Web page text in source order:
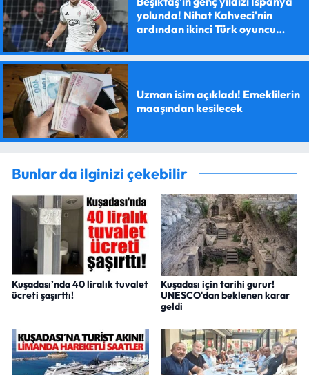
yolunda! Nihat Kahveci'nin
ardından ikinci Türk oyuncu
Uzman isim açıkladı! Emeklilerin
maaşından kesilecek
Bunlar da ilginizi çekebilir
Kuşadası’nda 40 liralık tuvalet
ücreti şaşırttı!
Kuşadası için tarihi gurur!
UNESCO'dan beklenen karar
geldi